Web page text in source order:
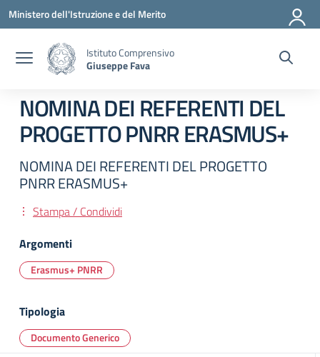
Vai ai contenuti
Vai al menu di navigazione
Vai al footer
Ministero dell'Istruzione e del Merito
Istituto Comprensivo
Giuseppe Fava
NOMINA DEI REFERENTI DEL
PROGETTO PNRR ERASMUS+
NOMINA DEI REFERENTI DEL PROGETTO
PNRR ERASMUS+
Stampa / Condividi
Argomenti
Erasmus+ PNRR
Tipologia
Documento Generico